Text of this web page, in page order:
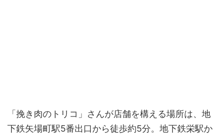
「挽き肉のトリコ」さんが店舗を構える場所は、地
下鉄矢場町駅5番出口から徒歩約5分。地下鉄栄駅か